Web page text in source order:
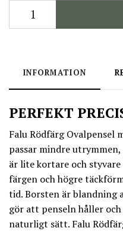
INFORMATION
PERFEKT
Falu Rödfärg Ovalpensel
passar mindre
är lite kortare och
färgen och högre
tid. Borsten är blandning
gör att penseln håller
naturligt sätt. Falu